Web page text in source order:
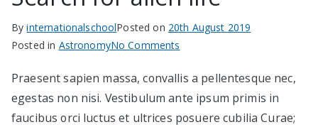
в София
ByinternationalschoolPosted on 20th August 2019
Posted in AstronomyNo Comments
for
alien
life
Praesent sapien massa, convallis a pellentesque nec,
egestas non nisi. Vestibulum ante ipsum primis in
faucibus orci luctus et ultrices posuere cubilia Curae;